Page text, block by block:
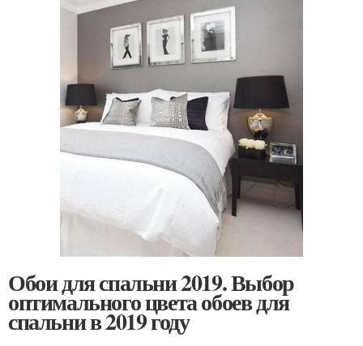
Обои для спальни 2019. Выбор
оптимального цвета обоев для
спальни в 2019 году